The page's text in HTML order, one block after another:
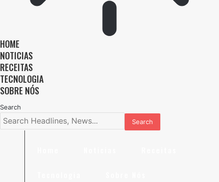
HOME
NOTICIAS
RECEITAS
TECNOLOGIA
SOBRE NÓS
Search